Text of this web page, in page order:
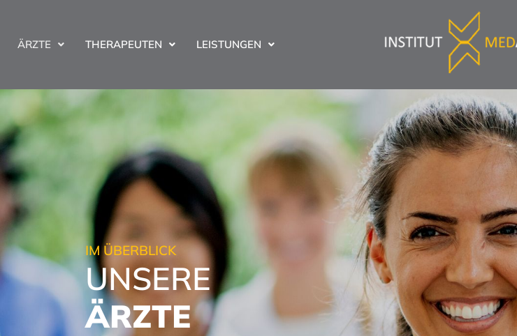
ÄRZTE THERAPEUTEN LEISTUNGEN
IM ÜBERBLICK
UNSERE
ÄRZTE